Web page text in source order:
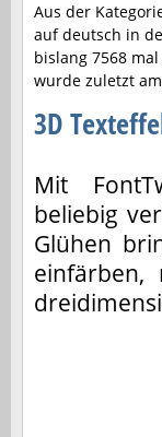
Aus der
auf deutsch in
bislang 7568
wurde zuletzt am
3D
Mit
beliebig
Glühen
einfärben,